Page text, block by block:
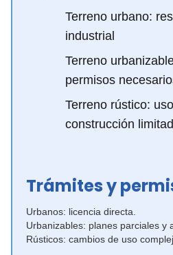
Terreno urbano:
industrial
Terreno
permisos
Terreno rústico:
construcción
Trámites y
Urbanos: licencia directa.
Urbanizables: planes parciales y
Rústicos: cambios de uso